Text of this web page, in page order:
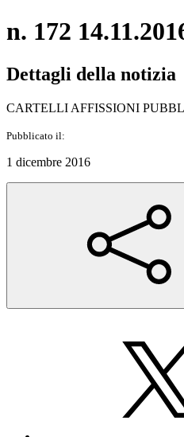
n. 172
Dettagli della notizia
CARTELLI AFFISSIONI
Pubblicato il:
1 dicembre 2016